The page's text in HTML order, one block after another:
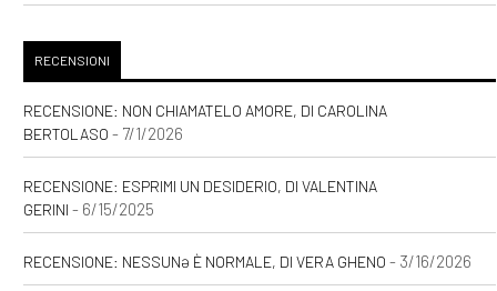
RECENSIONI
RECENSIONE: NON CHIAMATELO AMORE, DI CAROLINA
BERTOLASO - 7/1/2026
RECENSIONE: ESPRIMI UN DESIDERIO, DI VALENTINA
GERINI - 6/15/2025
RECENSIONE: NESSUNƏ È NORMALE, DI VERA GHENO - 3/16/2026